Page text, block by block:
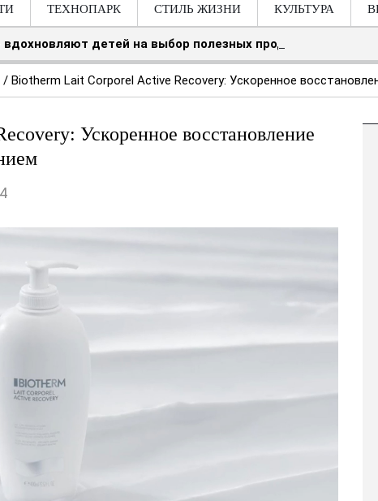
ТЕХНОПАРК СТИЛЬ ЖИЗНИ КУЛЬТУРА
детей на выбор полезных продуктов
/ Biotherm Lait Corporel Active Recovery: Ускоренное
Ускоренное восстановление